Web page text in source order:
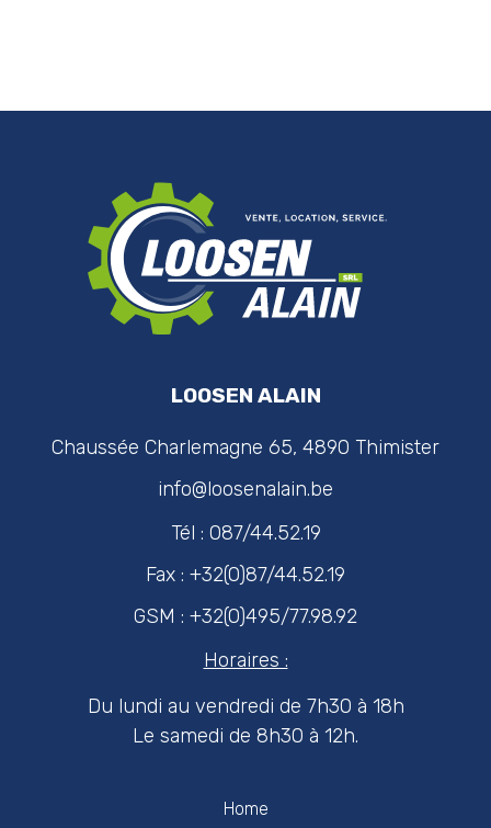
Home
LOOSEN ALAIN
Chaussée Charlemagne 65, 4890 Thimister
info@loosenalain.be
Tél : 087/44.52.19
Fax : +32(0)87/44.52.19
GSM : +32(0)495/77.98.92
Horaires :
Du lundi au vendredi de 7h30 à 18h
Le samedi de 8h30 à 12h.